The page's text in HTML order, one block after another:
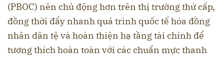
(PBOC) nên chủ động hơn trên thị trường thứ cấp,
đồng thời đẩy nhanh quá trình quốc tế hóa đồng
nhân dân tệ và hoàn thiện hạ tầng tài chính để
tương thích hoàn toàn với các chuẩn mực thanh